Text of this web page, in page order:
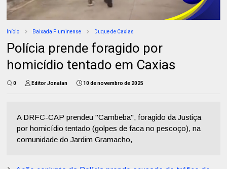
Início Baixada Fluminense Duque de Caxias
Polícia prende foragido por
homicídio tentado em Caxias
0 Editor Jonatan 10 de novembro de 2025
A DRFC-CAP prendeu "Cambeba", foragido da Justiça
por homicídio tentado (golpes de faca no pescoço), na
comunidade do Jardim Gramacho,